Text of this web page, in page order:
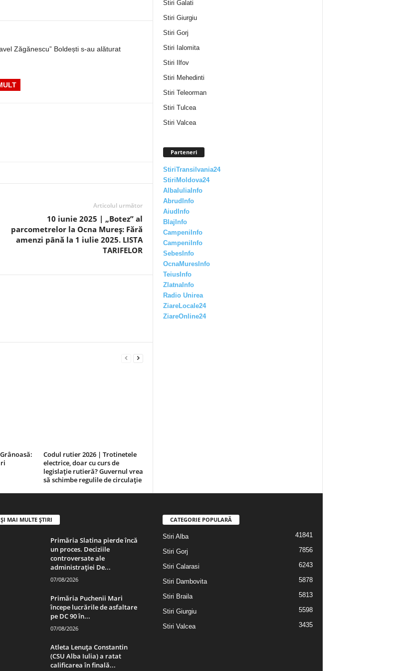
Zăgănescu” Boldești s-au alăturat
Articolul următor
10 iunie 2025 | „Botez” al
parcometrelor la Ocna Mureș: Fără
amenzi până la 1 iulie 2025. LISTA
TARIFELOR
Codul rutier 2026 | Trotinetele
electrice, doar cu curs de
legislație rutieră? Guvernul vrea
să schimbe regulile de circulație
Stiri Galati
Stiri Giurgiu
Stiri Gorj
Stiri Ialomita
Stiri Ilfov
Stiri Mehedinti
Stiri Teleorman
Stiri Tulcea
Stiri Valcea
Parteneri
StiriTransilvania24
StiriMoldova24
AlbaIuliaInfo
AbrudInfo
AiudInfo
BlajInfo
CampeniInfo
CampeniInfo
SebesInfo
OcnaMuresInfo
TeiusInfo
ZlatnaInfo
Radio Unirea
ZiareLocale24
ZiareOnline24
ȘI MAI MULTE ȘTIRI
Primăria Slatina pierde încă
un proces. Deciziile
controversate ale
administrației De...
07/08/2026
Primăria Puchenii Mari
începe lucrările de asfaltare
pe DC 90 în...
07/08/2026
Atleta Lenuța Constantin
(CSU Alba Iulia) a ratat
calificarea în finală...
CATEGORIE POPULARĂ
Stiri Alba 41841
Stiri Gorj 7856
Stiri Calarasi 6243
Stiri Dambovita 5878
Stiri Braila 5813
Stiri Giurgiu 5598
Stiri Valcea 3435